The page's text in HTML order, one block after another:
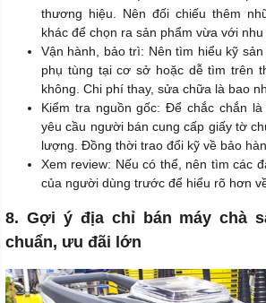
thương hiệu. Nên đối chiếu thêm
khác để chọn ra sản phẩm vừa với nhu
Vận hành, bảo trì: Nên tìm hiểu kỹ
phụ tùng tại cơ sở hoặc dễ tìm trên
không. Chi phí thay, sửa chữa là bao
Kiểm tra nguồn gốc: Để chắc chắn
yêu cầu người bán cung cấp giấy tờ
lượng. Đồng thời trao đổi kỹ về bảo
Xem review: Nếu có thể, nên tìm các
của người dùng trước để hiểu rõ hơn
8. Gợi ý địa chỉ bán máy chà
chuẩn, ưu đãi lớn